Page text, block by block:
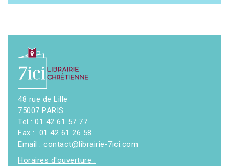
48 rue de Lille
75007 PARIS
Tel : 01 42 61 57 77
Fax : 01 42 61 26 58
Email : contact@librairie-7ici.com
Horaires d'ouverture :